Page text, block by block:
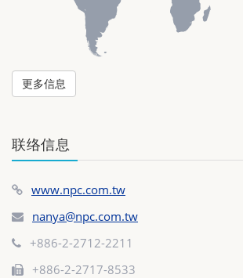
更多信息
联络信息
www.npc.com.tw
nanya@npc.com.tw
+886-2-2712-2211
+886-2-2717-8533